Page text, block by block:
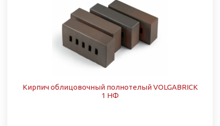
Кирпич облицовочный полнотелый VOLGABRICK
1 НФ